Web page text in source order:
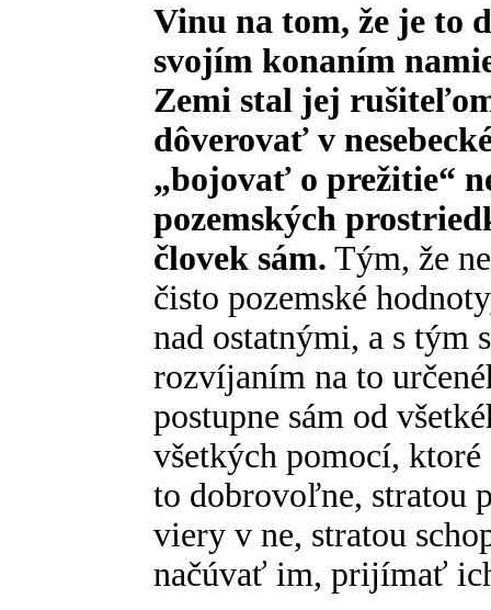
Vinu na tom, že je to
svojím konaním
Zemi stal jej
dôverovať v
„bojovať o prežitie“
pozemských
človek sám. Tým, že
čisto pozemské
nad ostatnými, a s tým
rozvíjaním na to
postupne sám od
všetkých pomocí,
to dobrovoľne, stratou
viery v ne, stratou
načúvať im, prijímať